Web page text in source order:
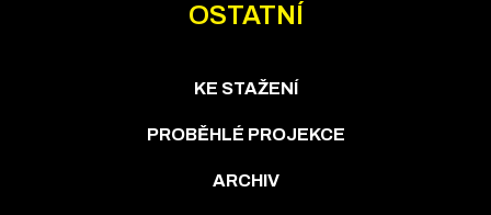
OSTATNÍ
KE STAŽENÍ
PROBĚHLÉ PROJEKCE
ARCHIV